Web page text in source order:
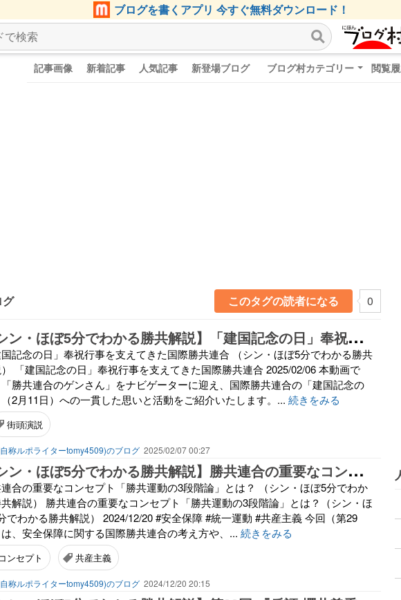
ブログを書くアプリ 今すぐ無料ダウンロード！
記事画像 新着記事 人気記事 新登場ブログ ブログ村カテゴリー 閲覧
グ このタグの読者になる 0
【
シン・ほぼ5分でわかる勝共解説】「建国記念の日」奉祝行事を支えてきた国際勝共連合
国記念の日」奉祝行事を支えてきた国際勝共連合 （シン・ほぼ5分でわかる勝共
「建国記念の日」奉祝行事を支えてきた国際勝共連合 2025/02/06 本動画で
勝共連合のゲンさん」をナビゲーターに迎え、国際勝共連合の「建国記念の
2月11日）への一貫した思いと活動をご紹介いたします。... 続きをみる
街頭演説
称ルポライターtomy4509)のブログ 2025/02/07 00:27
【
シン・ほぼ5分でわかる勝共解説】勝共連合の重要なコンセプト「勝共運動の3段階論」とは？
合の重要なコンセプト「勝共運動の3段階論」とは？ （シン・ほぼ5分でわか
解説） 勝共連合の重要なコンセプト「勝共運動の3段階論」とは？（シン・ほ
でわかる勝共解説） 2024/12/20 #安全保障 #統一運動 #共産主義 今回（第29
、安全保障に関する国際勝共連合の考え方や、... 続きをみる
コンセプト 共産主義
称ルポライターtomy4509)のブログ 2024/12/20 20:15